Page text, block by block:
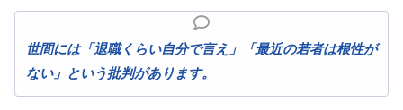
世間には「退職くらい自分で言え」「最近の若者は根性が
ない」という批判があります。